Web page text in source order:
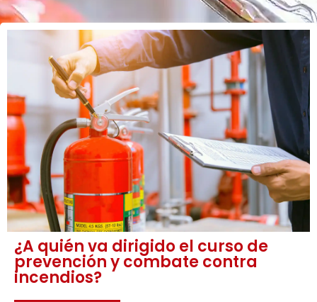
¿A quién va dirigido el curso de
prevención y combate contra
incendios?